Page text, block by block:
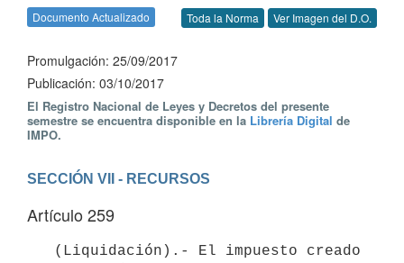
Documento Actualizado Toda la Norma Ver Imagen del D.O.
Promulgación: 25/09/2017
Publicación: 03/10/2017
El Registro Nacional de Leyes y Decretos del presente
semestre se encuentra disponible en la Librería Digital de
IMPO.
SECCIÓN VII - RECURSOS
Artículo 259